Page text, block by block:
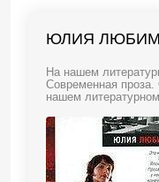
ЮЛИЯ
На нашем
Современная проза.
нашем